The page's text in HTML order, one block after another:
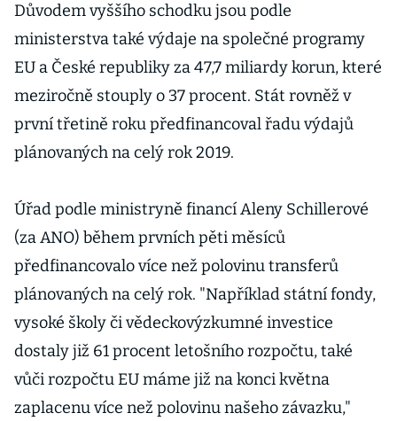
Důvodem vyššího schodku jsou podle
ministerstva také výdaje na společné programy
EU a České republiky za 47,7 miliardy korun, které
meziročně stouply o 37 procent. Stát rovněž v
první třetině roku předfinancoval řadu výdajů
plánovaných na celý rok 2019.
Úřad podle ministryně financí Aleny Schillerové
(za ANO) během prvních pěti měsíců
předfinancovalo více než polovinu transferů
plánovaných na celý rok. "Například státní fondy,
vysoké školy či vědeckovýzkumné investice
dostaly již 61 procent letošního rozpočtu, také
vůči rozpočtu EU máme již na konci května
zaplacenu více než polovinu našeho závazku,"